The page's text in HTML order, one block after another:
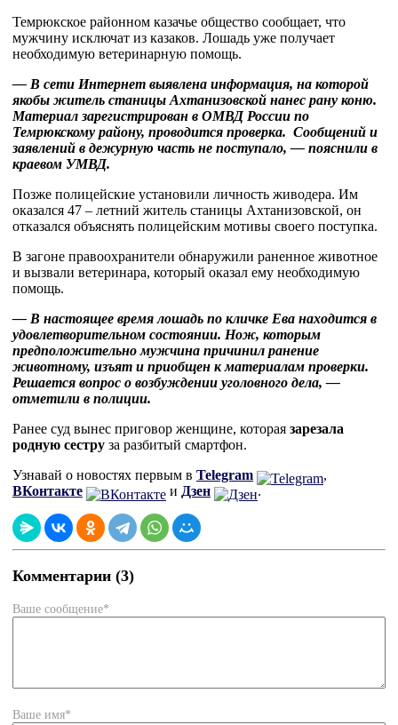
Темрюкское районном казачье общество сообщает, что
мужчину исключат из казаков. Лошадь уже получает
необходимую ветеринарную помощь.
— В сети Интернет выявлена информация, на которой
якобы житель станицы Ахтанизовской нанес рану коню.
Материал зарегистрирован в ОМВД России по
Темрюкскому району, проводится проверка. Сообщений и
заявлений в дежурную часть не поступало, — пояснили в
краевом УМВД.
Позже полицейские установили личность живодера. Им
оказался 47 – летний житель станицы Ахтанизовской, он
отказался объяснять полицейским мотивы своего поступка.
В загоне правоохранители обнаружили раненное животное
и вызвали ветеринара, который оказал ему необходимую
помощь.
— В настоящее время лошадь по кличке Ева находится в
удовлетворительном состоянии. Нож, которым
предположительно мужчина причинил ранение
животному, изъят и приобщен к материалам проверки.
Решается вопрос о возбуждении уголовного дела, —
отметили в полиции.
Ранее суд вынес приговор женщине, которая зарезала
родную сестру за разбитый смартфон.
Узнавай о новостях первым в Telegram
,
ВКонтакте
и Дзен .
Комментарии (3)
Ваше сообщение*
Ваше имя*